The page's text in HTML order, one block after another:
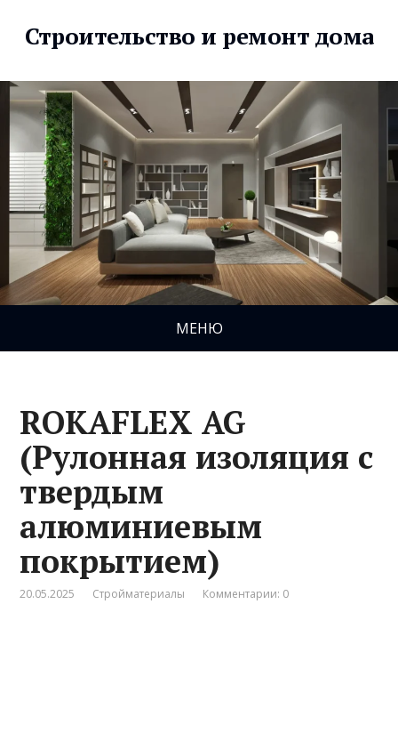
Строительство и ремонт дома
МЕНЮ
ROKAFLEX AG
(Рулонная изоляция с
твердым
алюминиевым
покрытием)
20.05.2025 Стройматериалы Комментарии: 0